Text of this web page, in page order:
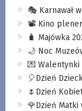
🎭 Karnawał
📽️ Kino
🧳 Majówka
🌙 Noc
💌 Walentynki
🎈Dzień
🌷Dzień
🌹Dzień Matki